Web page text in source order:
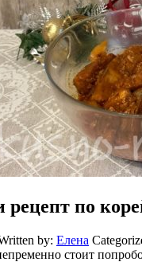
рецепт по
by: Елена
стоит